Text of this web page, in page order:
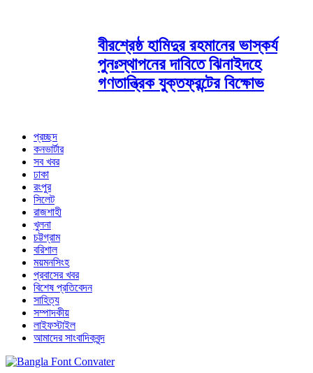
বীরশ্রেষ্ঠ হামিদুর রহমানের ভাস্কর্য
পুনঃস্থাপনের দাবিতে ঝিনাইদহে
গণতান্ত্রিক যুক্তফ্রন্টের বিক্ষোভ
প্রচ্ছদ
কনভার্টার
সব খবর
ঢাকা
রংপুর
সিলেট
রাজশাহী
খুলনা
চট্টগ্রাম
বরিশাল
ময়মনসিংহ
প্রবাসের খবর
বিশেষ প্রতিবেদন
সাহিত্য
সম্পাদকীয়
লাইফস্টাইল
আমাদের সাংবাদিকবৃন্দ